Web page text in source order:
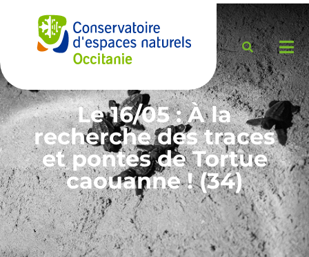
Le 16/05 : À la
recherche des traces
et pontes de Tortue
caouanne ! (34)